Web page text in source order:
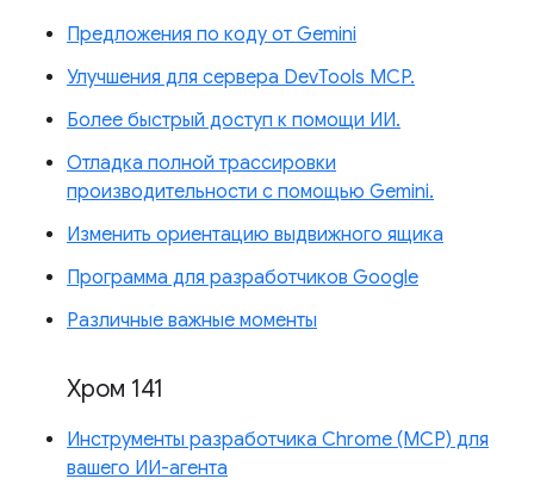
Предложения по коду от Gemini
Улучшения для сервера DevTools MCP.
Более быстрый доступ к помощи ИИ.
Отладка полной трассировки
производительности с помощью Gemini.
Изменить ориентацию выдвижного ящика
Программа для разработчиков Google
Различные важные моменты
Хром 141
Инструменты разработчика Chrome (MCP) для
вашего ИИ-агента